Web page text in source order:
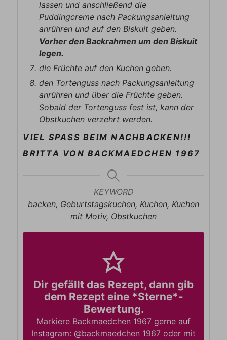
lassen und anschließend die
Puddingcreme nach Packungsanleitung
anrühren und auf den Biskuit geben.
Vorher den Backrahmen um den Biskuit
legen.
die Früchte auf den Kuchen geben.
den Tortenguss nach Packungsanleitung
anrühren und über die Früchte geben.
Sobald der Tortenguss fest ist, kann der
Obstkuchen verzehrt werden.
VIEL SPASS BEIM NACHBACKEN!!!
BRITTA VON BACKMAEDCHEN 1967
KEYWORD
backen, Geburtstagskuchen, Kuchen, Kuchen
mit Motiv, Obstkuchen
Dir gefällt das Rezept, dann gib
dem Rezept eine *Sterne*-
Bewertung.
Markiere Backmaedchen 1967 gerne auf
Instagram: @backmaedchen 1967 oder mit